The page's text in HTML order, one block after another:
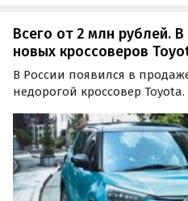
Всего от 2 млн рублей.
новых кроссоверов
В России появился в
недорогой кроссовер
а цены на него на одном из
стартуют от 2 000 000